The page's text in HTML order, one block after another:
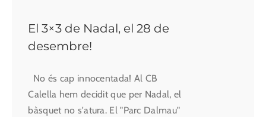
El 3×3 de Nadal, el 28 de
desembre!
No és cap innocentada! Al CB
Calella hem decidit que per Nadal, el
bàsquet no s'atura. El "Parc Dalmau"